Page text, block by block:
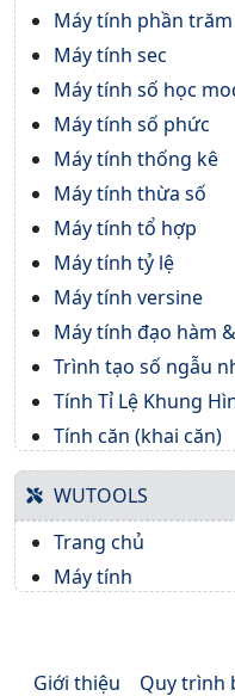
Máy tính phần trăm
Máy tính sec
Máy tính số học
Máy tính số phức
Máy tính thống kê
Máy tính thừa số
Máy tính tổ hợp
Máy tính tỷ lệ
Máy tính versine
Máy tính đạo hàm
Trình tạo số ngẫu
Tính Tỉ Lệ Khung
Tính căn (khai căn)
WUTOOLS
Trang chủ
Máy tính
Giới thiệu Quy trình